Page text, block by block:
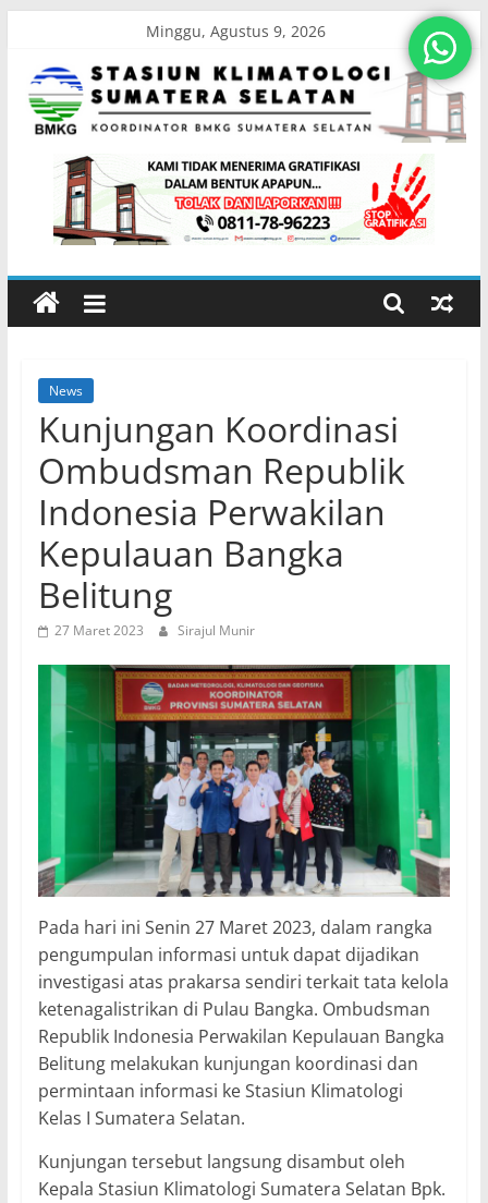
content
Minggu, Agustus 9, 2026
Stasiun
Klimatologi
Sumatera
Koordinator
BMKG
Sumatera
Selatan
News
Kunjungan Koordinasi
Ombudsman Republik
Indonesia Perwakilan
Kepulauan Bangka
Belitung
27 Maret 2023 Sirajul Munir
Pada hari ini Senin 27 Maret 2023, dalam rangka
pengumpulan informasi untuk dapat dijadikan
investigasi atas prakarsa sendiri terkait tata kelola
ketenagalistrikan di Pulau Bangka. Ombudsman
Republik Indonesia Perwakilan Kepulauan Bangka
Belitung melakukan kunjungan koordinasi dan
permintaan informasi ke Stasiun Klimatologi
Kelas I Sumatera Selatan.
Kunjungan tersebut langsung disambut oleh
Kepala Stasiun Klimatologi Sumatera Selatan Bpk.